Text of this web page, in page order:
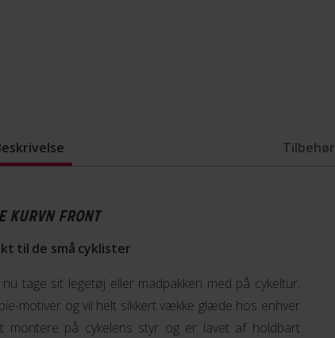
Tilbehør
KURVN FRONT
til de små cyklister
tage sit legetøj eller madpakken med på cykeltur.
motiver og vil helt sikkert vække glæde hos enhver
montere på cykelens styr og er lavet af holdbart